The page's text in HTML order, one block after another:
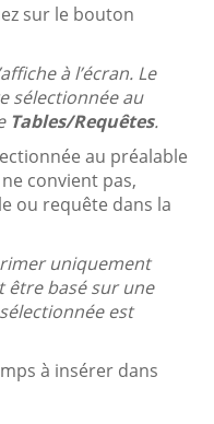
sur le bouton
à l’écran. Le
sélectionnée au
Tables/Requêtes.
au préalable
convient pas,
ou requête dans la
uniquement
être basé sur une
est
à insérer dans